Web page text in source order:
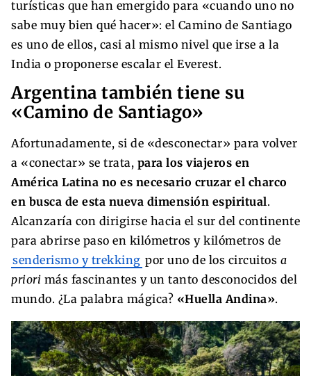
turísticas que han emergido para «cuando uno no
sabe muy bien qué hacer»: el Camino de Santiago
es uno de ellos, casi al mismo nivel que irse a la
India o proponerse escalar el Everest.
Argentina también tiene su
«Camino de Santiago»
Afortunadamente, si de «desconectar» para volver
a «conectar» se trata, para los viajeros en
América Latina no es necesario cruzar el charco
en busca de esta nueva dimensión espiritual.
Alcanzaría con dirigirse hacia el sur del continente
para abrirse paso en kilómetros y kilómetros de
senderismo y trekking por uno de los circuitos a
priori más fascinantes y un tanto desconocidos del
mundo. ¿La palabra mágica? «Huella Andina».